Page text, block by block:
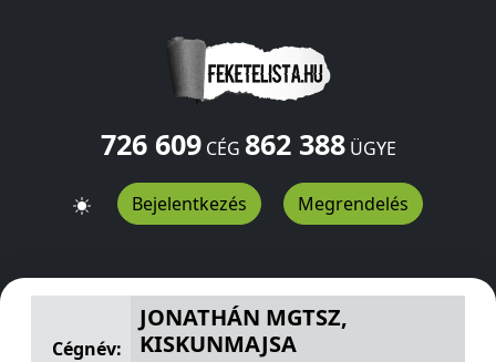
726 609CÉG 862 388ÜGYE
Bejelentkezés Megrendelés
JONATHÁN MGTSZ, KISKUNMAJSA Árpád u 27
Cégnév:
JONATHÁN MGTSZ,
KISKUNMAJSA